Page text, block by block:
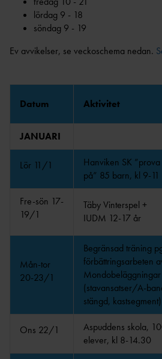
NYHETSBRE
V
PERSONUPPGIFTSPOLI
CY
ER
STADGA
STYRELSE, VALBEREDNING
REVISORER
ÅRSMÖTESHANDLING
KOMMITTÉER
G
DISTRIKTSUNGDO
ELI
T
ARENAREKO
RD
ARKIV
SÄTRA FRIIDROTTSHALL 25
ÅR
VÅR- OCH SOMMARSCHEMA
2025
VÅRSCHEMA 2025 (SE
VECKOSCHEMA)
JUL- OCH NYÅRSSCHEMA
HÖSTSCHEMA
2024
VÅR- OCH SOMMARSCHEMA
PÅSKSCHEMA
2024
lördag 9 - 18
söndag 9 - 19
Ev avvikelser, se veckoschema nedan.
Datum Aktivitet
JANUARI
Lör 11/1
Hanviken SK ”prova
på” 85 barn, kl 9-11
Fre-sön 17-
19/1
Täby Vinterspel +
IUDM 12-17 år
Mån-tor
20-23/1
Begränsad träning
förbättringsarbeten
Mondobeläggningar
(stavansatser/A-
stängd, kastsegment)
Ons 22/1
Aspuddens skola,
elever, kl 8-14.30